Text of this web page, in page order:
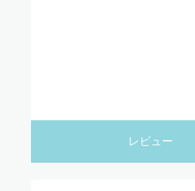
レビュー